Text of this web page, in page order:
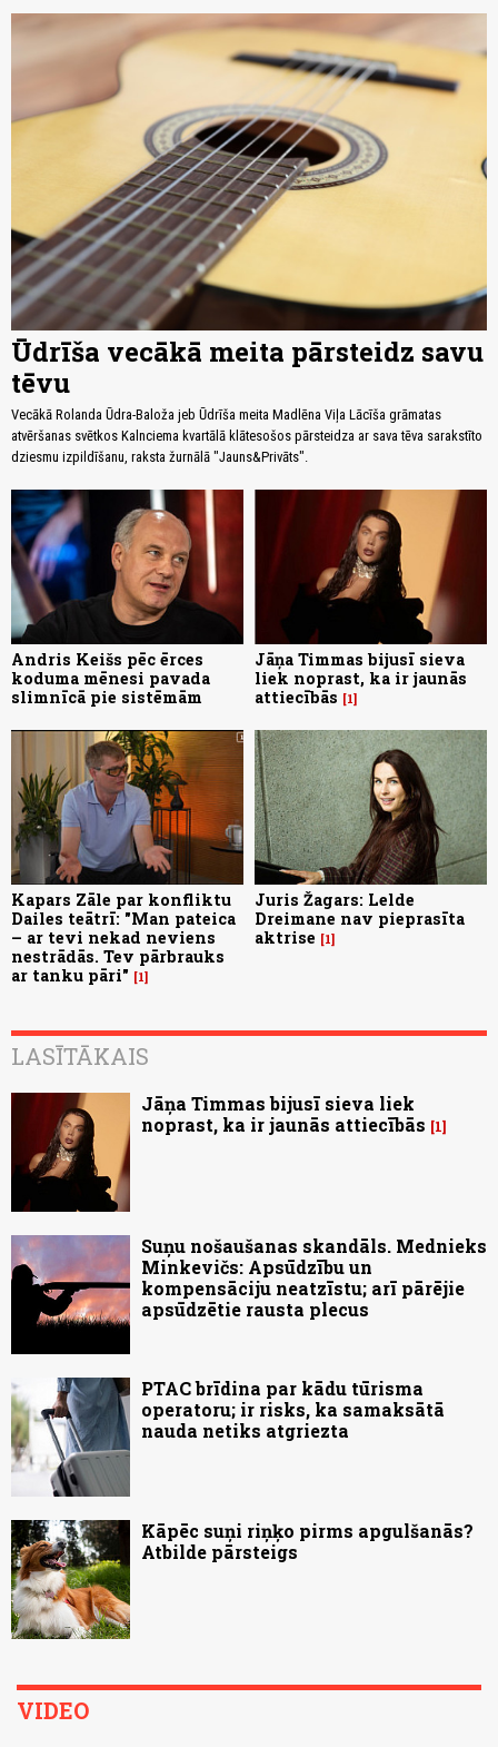
Ūdrīša vecākā meita pārsteidz savu
tēvu
Vecākā Rolanda Ūdra-Baloža jeb Ūdrīša meita Madlēna Viļa Lācīša grāmatas
atvēršanas svētkos Kalnciema kvartālā klātesošos pārsteidza ar sava tēva sarakstīto
dziesmu izpildīšanu, raksta žurnālā "Jauns&Privāts".
Andris Keišs pēc ērces
koduma mēnesi pavada
slimnīcā pie sistēmām
Jāņa Timmas bijusī sieva
liek noprast, ka ir jaunās
attiecībās
1
Kapars Zāle par konfliktu
Dailes teātrī: "Man pateica
– ar tevi nekad neviens
nestrādās. Tev pārbrauks
ar tanku pāri"
1
Juris Žagars: Lelde
Dreimane nav pieprasīta
aktrise
1
LASĪTĀKAIS
Jāņa Timmas bijusī sieva liek
noprast, ka ir jaunās attiecībās
1
Suņu nošaušanas skandāls. Mednieks
Minkevičs: Apsūdzību un
kompensāciju neatzīstu; arī pārējie
apsūdzētie rausta plecus
PTAC brīdina par kādu tūrisma
operatoru; ir risks, ka samaksātā
nauda netiks atgriezta
Kāpēc suņi riņķo pirms apgulšanās?
Atbilde pārsteigs
VIDEO